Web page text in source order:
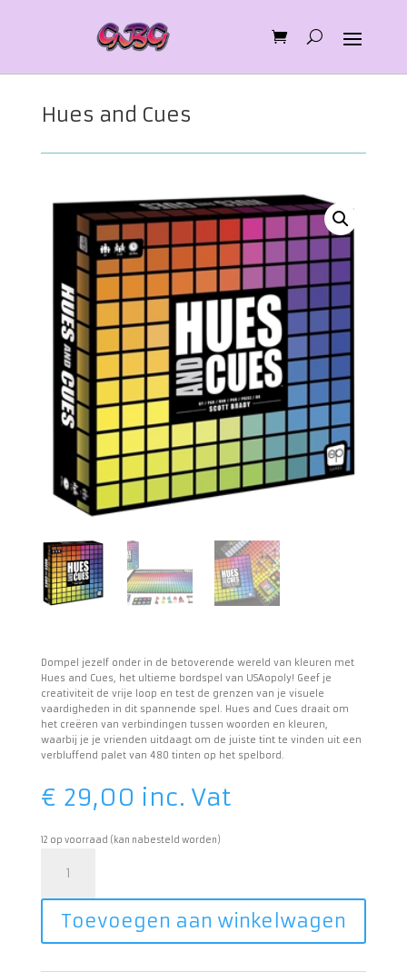
Hues and Cues
Dompel jezelf onder in de betoverende wereld van kleuren met
Hues and Cues, het ultieme bordspel van USAopoly! Geef je
creativiteit de vrije loop en test de grenzen van je visuele
vaardigheden in dit spannende spel. Hues and Cues draait om
het creëren van verbindingen tussen woorden en kleuren,
waarbij je je vrienden uitdaagt om de juiste tint te vinden uit een
verbluffend palet van 480 tinten op het spelbord.
€ 29,00 inc. Vat
12 op voorraad (kan nabesteld worden)
aantal
Toevoegen aan winkelwagen